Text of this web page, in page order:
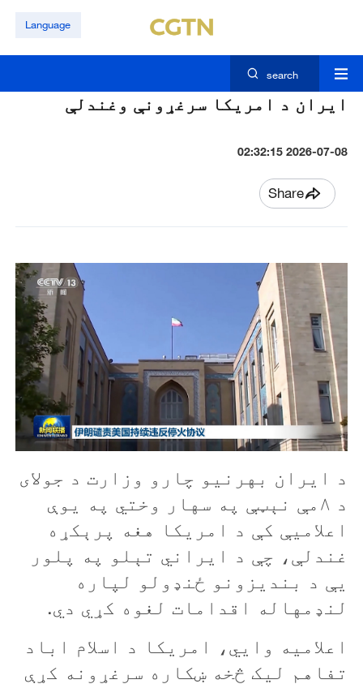
Language
search
ايران د امريکا سرغړونې وغندلې
2026-07-08 02:32:15
Share
د ايران بهرنيو چارو وزارت د جولای
د ۸مې نېټې په سهار وختي په يوې
اعلاميې کې د امريکا هغه پرېکړه
غندلې، چې د ايراني تېلو په پلور
يې د بنديزونو ځنډولو لپاره
لنډمهاله اقدامات لغوه کړي دي.
اعلاميه وايي، امريکا د اسلام اباد
تفاهم ليک څخه ښکاره سرغړونه کړې